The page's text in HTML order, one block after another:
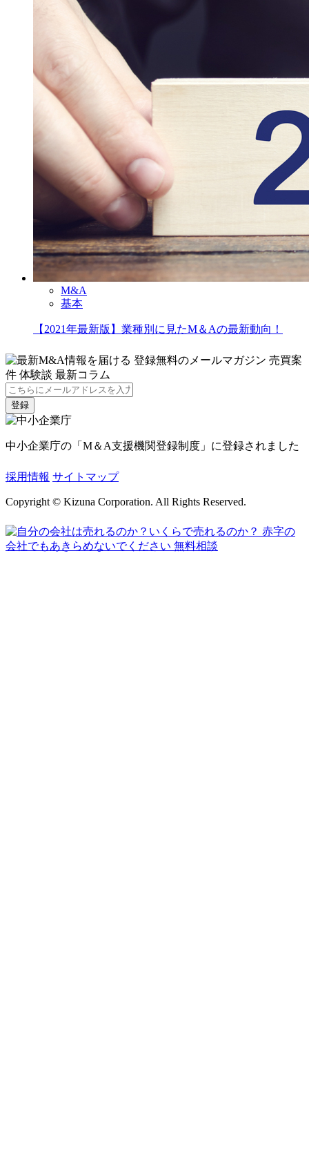
M&A
基本
【2021年最新版】業種別に見たM＆Aの最新動向！
中小企業庁の「M＆A支援機関登録制度」に登録されました
採用情報 サイトマップ
Copyright © Kizuna Corporation. All Rights Reserved.